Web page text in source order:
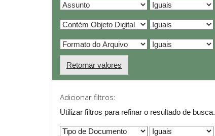
Retornar valores
Adicionar filtros:
Utilizar filtros para refinar o resultado de busca.